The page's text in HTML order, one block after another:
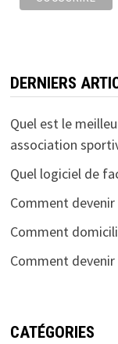
DERNIERS
Quel est le
association
Quel logiciel de
Comment
Comment
Comment
CATÉGORIES